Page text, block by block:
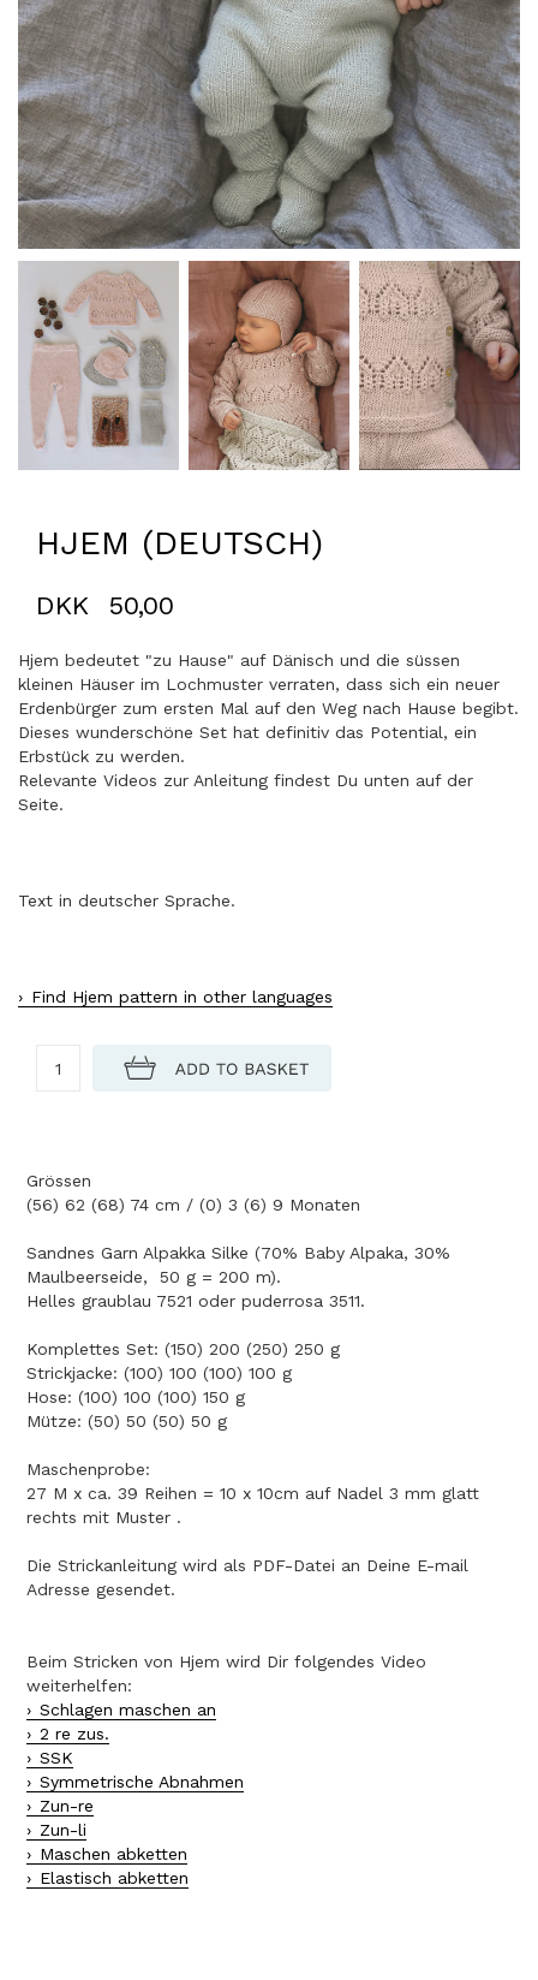
HJEM (DEUTSCH)
DKK 50,00
Hjem bedeutet "zu Hause" auf Dänisch und die süssen
kleinen Häuser im Lochmuster verraten, dass sich ein neuer
Erdenbürger zum ersten Mal auf den Weg nach Hause begibt.
Dieses wunderschöne Set hat definitiv das Potential, ein
Erbstück zu werden.
Relevante Videos zur Anleitung findest Du unten auf der
Seite.
Text in deutscher Sprache.
Find Hjem pattern in other languages
Grössen
(56) 62 (68) 74 cm / (0) 3 (6) 9 Monaten
Sandnes Garn Alpakka Silke (70% Baby Alpaka, 30%
Maulbeerseide, 50 g = 200 m).
Helles graublau 7521 oder puderrosa 3511.
Komplettes Set: (150) 200 (250) 250 g
Strickjacke: (100) 100 (100) 100 g
Hose: (100) 100 (100) 150 g
Mütze: (50) 50 (50) 50 g
Maschenprobe:
27 M x ca. 39 Reihen = 10 x 10cm auf Nadel 3 mm glatt
rechts mit Muster .
Die Strickanleitung wird als PDF-Datei an Deine E-mail
Adresse gesendet.
Beim Stricken von Hjem wird Dir folgendes Video
weiterhelfen:
Schlagen maschen an
2 re zus.
SSK
Symmetrische Abnahmen
Zun-re
Zun-li
Maschen abketten
Elastisch abketten